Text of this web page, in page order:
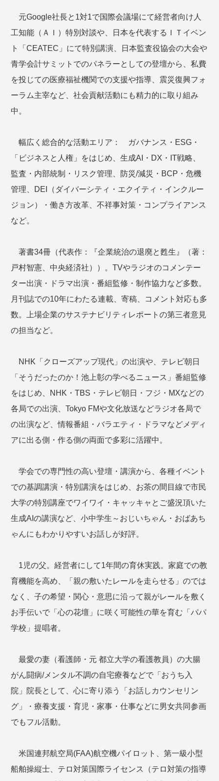
元Google社長と1対1で国際会議場にて経営者向け人
工知能（ＡＩ）特別対談や、日本を代表するＩＴイベン
ト「CEATEC」にて特別講演、日本監査役協会の大会や
青学会計サミットでのパネラーとしての登壇から、私費
を投じての医療福祉機関での支援や指導、震災復興フォ
ーラム主宰など、社会貢献活動にも精力的に取り組み
中。
幅広く総合的な活動エリア： ガバナンス・ESG・
「ビジネスと人権」をはじめ、生成AI・DX・IT戦略、
監査・内部統制・リスク管理、防災/減災・BCP・危機
管理、DEI（ダイバーシティ・エクイティ・インクルー
ジョン）・働き方改革、不祥事対策・コンプライアンス
など。
著書34冊（代表作：『企業統治の退廃と甦生』（著：
戸村智憲、中央経済社））。TVやラジオのコメンテー
ター出演・ドラマ出演・番組監修・制作協力など多数。
月刊誌での10年にわたる連載、寄稿、コメント対応も多
数。上場企業のサステナビリティレポートの第三者意見
の担当など。
NHK「クローズアップ現代」の出演や、テレビ朝日
「そうだったのか！池上彰の学べるニュース」番組監修
をはじめ、NHK・TBS・テレビ朝日・フジ・MXなどの
各局での出演、Tokyo FMや文化放送などラジオ各局で
の出演など、情報番組・バラエティ・ドラマなどメディ
アに出る側・作る側の両面で多彩に活躍中。
学会での専門性の高い登壇・講演から、各種イベント
での基調講演・特別講演をはじめ、お茶の間目線で市民
大学の特別講座でワイワイ・キャッキャとご盛況頂いた
生成AIの講演など、小中学生～おじいちゃん・おばあち
ゃんにもわかりやすいお話しが好評。
1児の父。経営者にして1年間の育休実践。家庭での教
育機能を高め、「親の敷いたレールを走らせる」のでは
なく、子の希望・関心・意思に沿って親がレールを敷く
お手伝いで「心の花壇」に咲く可能性の華を育む「パパ
学校」提唱者。
最愛の妻（看護師・元 都立大学の看護教員）の大腸
がん闘病/メンタル不調の自宅療養などで「おうち入
院」院長として、心に寄り添う「お話しカウンセリン
グ」・療養支援・育児・家事・仕事などに男女共同参画
でもフル活動。
米国連邦航空局(FAA)航空機パイロット、第一級小型
船舶操縦士、テロ対策国際ライセンス（テロ対策の指導